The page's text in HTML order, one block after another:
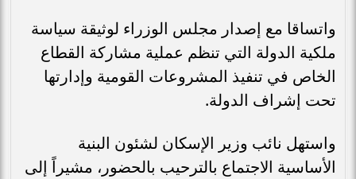
واتساقا مع إصدار مجلس الوزراء لوثيقة سياسة
ملكية الدولة التي تنظم عملية مشاركة القطاع
الخاص في تنفيذ المشروعات القومية وإدارتها
تحت إشراف الدولة.
واستهل نائب وزير الإسكان لشئون البنية
الأساسية الاجتماع بالترحيب بالحضور، مشيراً إلى